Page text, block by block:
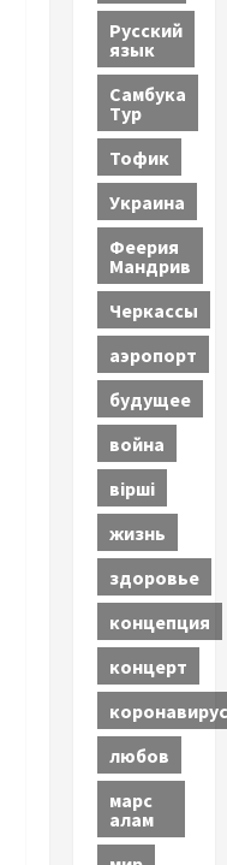
Русский
язык
Самбука
Тур
Тофик
Украина
Феерия
Мандрив
Черкассы
аэропорт
будущее
война
вірші
жизнь
здоровье
концепция
концерт
коронавирус
любов
марс
алам